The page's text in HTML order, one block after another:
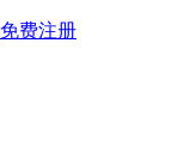
免费注册